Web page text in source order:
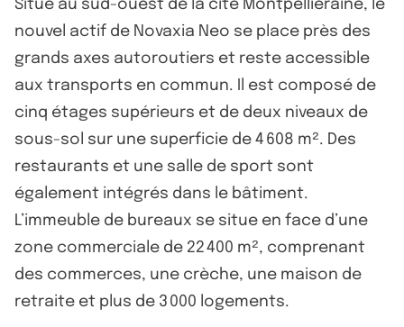
Situé au sud-ouest de la cité Montpelliéraine, le
nouvel actif de Novaxia Neo se place près des
grands axes autoroutiers et reste accessible
aux transports en commun. Il est composé de
cinq étages supérieurs et de deux niveaux de
sous-sol sur une superficie de 4 608 m². Des
restaurants et une salle de sport sont
également intégrés dans le bâtiment.
L’immeuble de bureaux se situe en face d’une
zone commerciale de 22 400 m², comprenant
des commerces, une crèche, une maison de
retraite et plus de 3 000 logements.